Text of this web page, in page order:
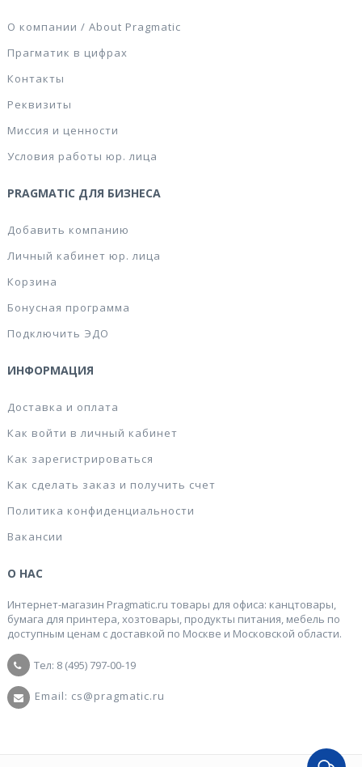
О компании / About Pragmatic
Прагматик в цифрах
Контакты
Реквизиты
Миссия и ценности
Условия работы юр. лица
PRAGMATIC ДЛЯ БИЗНЕСА
Добавить компанию
Личный кабинет юр. лица
Корзина
Бонусная программа
Подключить ЭДО
ИНФОРМАЦИЯ
Доставка и оплата
Как войти в личный кабинет
Как зарегистрироваться
Как сделать заказ и получить счет
Политика конфиденциальности
Вакансии
О НАС
Интернет-магазин Pragmatic.ru товары для офиса: канцтовары,
бумага для принтера, хозтовары, продукты питания, мебель по
доступным ценам с доставкой по Москве и Московской области.
Тел: 8 (495) 797-00-19
Email: cs@pragmatic.ru